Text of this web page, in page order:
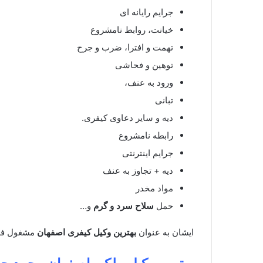
جرایم رایانه ای
خیانت، روابط نامشروع
تهمت و افترا، ضرب و جرح
توهین و فحاشی
ورود به عنف،
تبانی
دیه و سایر دعاوی کیفری.
رابطه نامشروع
جرایم اینترنتی
دیه + تجاوز به عنف
مواد مخدر
حمل سلاح سرد و گرم و…
ایشان به عنوان بهترین وکیل کیفری اصفهان مشغول